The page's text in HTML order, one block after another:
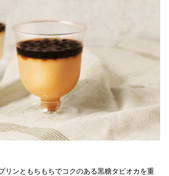
リンともちもちでコクのある黒糖タピオカを重